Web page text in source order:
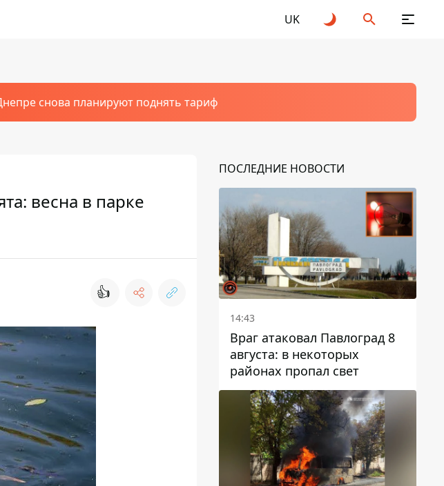
UK
снова планируют поднять тариф
весна в парке
👍
ПОСЛЕДНИЕ НОВОСТИ
14:43
Враг атаковал Павлоград 8
августа: в некоторых
районах пропал свет